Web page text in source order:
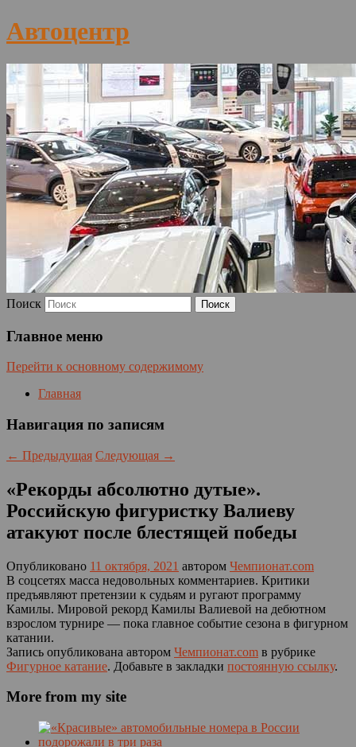
Автоцентр
Поиск
Главное меню
Перейти к основному содержимому
Главная
Навигация по записям
← Предыдущая Следующая →
«Рекорды абсолютно дутые».
Российскую фигуристку Валиеву
атакуют после блестящей победы
Опубликовано 11 октября, 2021 автором Чемпионат.com
В соцсетях масса недовольных комментариев. Критики
предъявляют претензии к судьям и ругают программу
Камилы. Мировой рекорд Камилы Валиевой на дебютном
взрослом турнире — пока главное событие сезона в фигурном
катании.
Запись опубликована автором Чемпионат.com в рубрике
Фигурное катание. Добавьте в закладки постоянную ссылку.
More from my site